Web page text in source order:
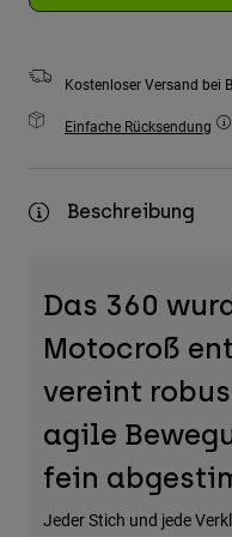
Zubehör
Alles in Accessoires
Taschen & Rucksäcke
Kostenloser Versand bei
Einfache Rücksendung
Beschreibung
Das 360
Motocroß
vereint
agile
fein
Jeder Stich und jede